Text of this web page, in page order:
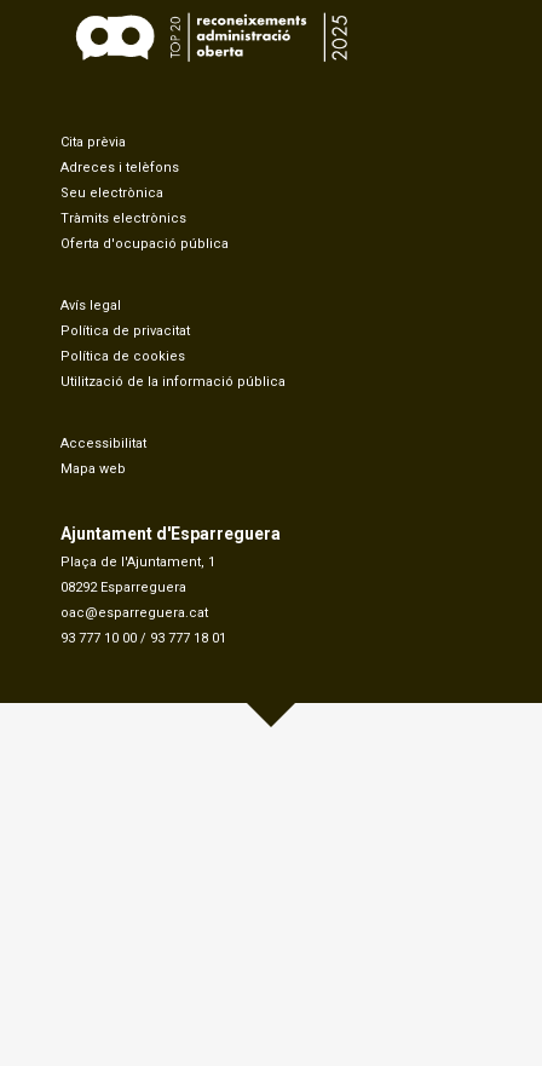
Cita prèvia
Adreces i telèfons
Seu electrònica
Tràmits electrònics
Oferta d'ocupació pública
Avís legal
Política de privacitat
Política de cookies
Utilització de la informació pública
Accessibilitat
Mapa web
Ajuntament d'Esparreguera
Plaça de l'Ajuntament, 1
08292 Esparreguera
oac@esparreguera.cat
93 777 10 00 / 93 777 18 01